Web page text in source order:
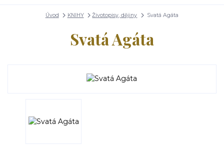
Úvod KNIHY Životopisy, dějiny Svatá Agáta
Svatá Agáta